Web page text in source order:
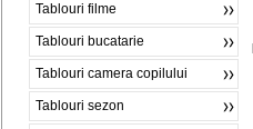
Tablouri filme
Tablouri bucatarie
Tablouri camera copilului
Tablouri sezon